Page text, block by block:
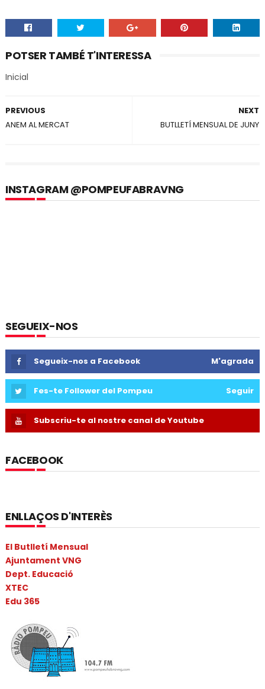
POTSER TAMBÉ T'INTERESSA
Inicial
NEXT
BUTLLETÍ MENSUAL DE JUNY
PREVIOUS
ANEM AL MERCAT
INSTAGRAM @POMPEUFABRAVNG
SEGUEIX-NOS
Segueix-nos a Facebook M'agrada
Fes-te Follower del Pompeu Seguir
Subscriu-te al nostre canal de Youtube
FACEBOOK
ENLLAÇOS D'INTERÈS
El Butlletí Mensual
Ajuntament VNG
Dept. Educació
XTEC
Edu 365